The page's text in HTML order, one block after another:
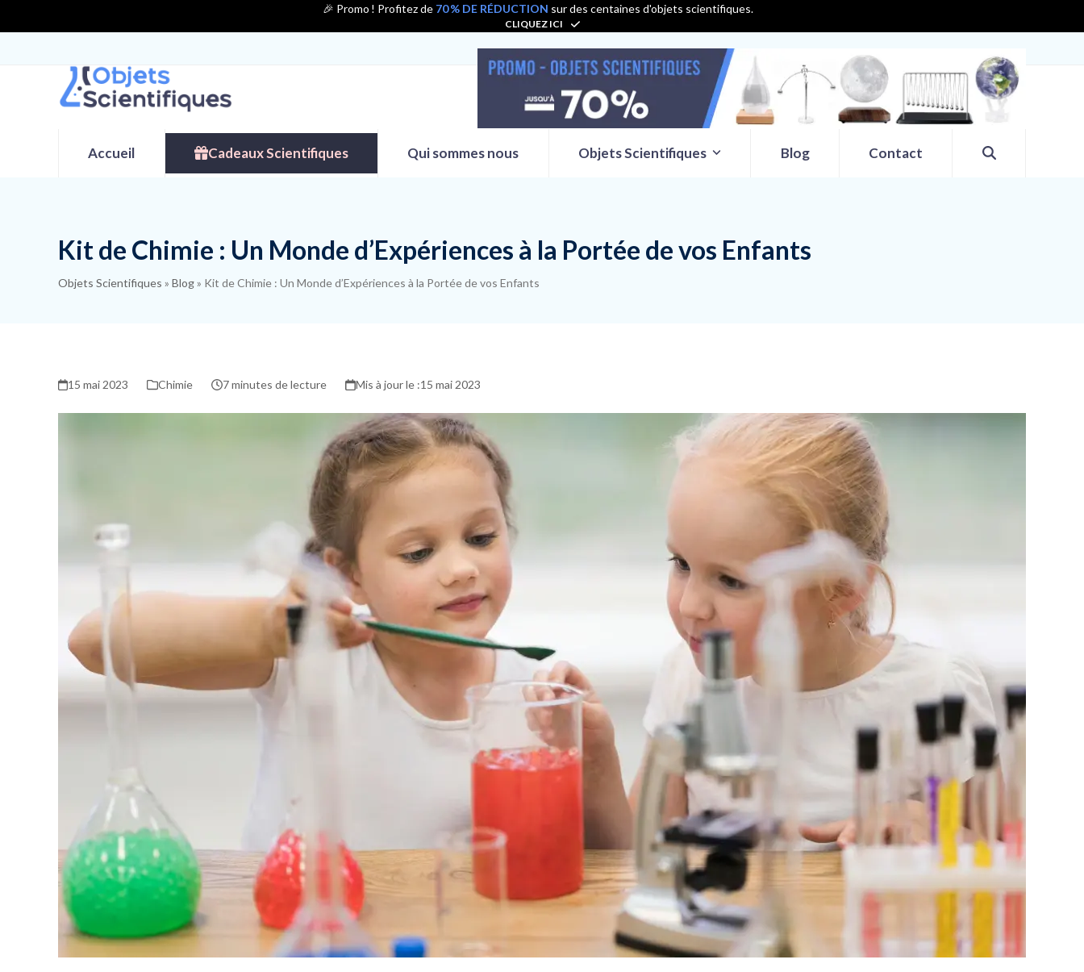
de
🎉 Promo ! Profitez de 70 % DE RÉDUCTION sur des centaines d'objets scientifiques.
CLIQUEZ ICI
Accueil Cadeaux Scientifiques Qui sommes nous Objets Scientifiques Blog Contact
Kit de Chimie : Un Monde d’Expériences à la Portée de vos Enfants
Objets Scientifiques » Blog» Kit de Chimie : Un Monde d’Expériences à la Portée de vos Enfants
15 mai 2023 Chimie 7 minutes de lecture 15 mai 2023